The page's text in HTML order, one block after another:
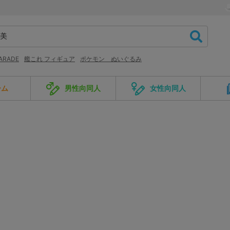
艦これ フィギュア ポケモン ぬいぐるみ
男性向同人 女性向同人